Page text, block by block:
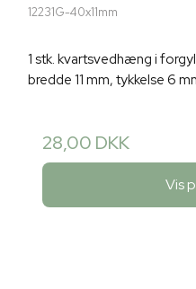
12231G-40x11mm
1 stk. kvartsvedhæng i
bredde 11 mm, tykkelse 6
28,00 DKK
Vis